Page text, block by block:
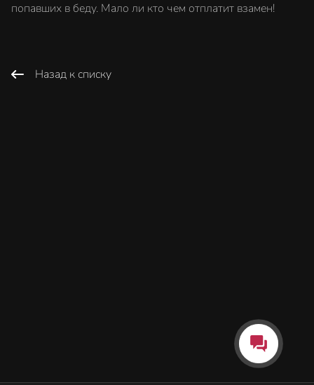
попавших в беду. Мало ли кто чем отплатит взамен!
Назад к списку